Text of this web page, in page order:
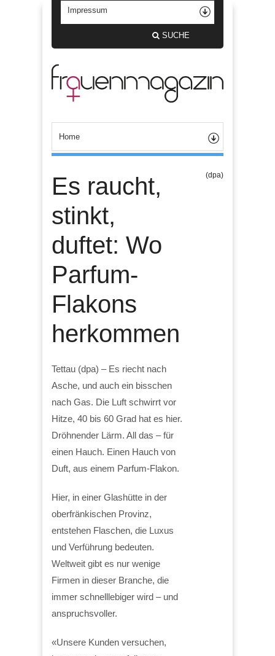
SUCHE
Es raucht,
stinkt,
duftet: Wo
Parfum-
Flakons
herkommen
(dpa)
Tettau (dpa) – Es riecht nach
Asche, und auch ein bisschen
nach Gas. Die Luft schwirrt vor
Hitze, 40 bis 60 Grad hat es hier.
Dröhnender Lärm. All das – für
einen Hauch. Einen Hauch von
Duft, aus einem Parfum-Flakon.
Hier, in einer Glashütte in der
oberfränkischen Provinz,
entstehen Flaschen, die Luxus
und Verführung bedeuten.
Weltweit gibt es nur wenige
Firmen in dieser Branche, die
immer schnelllebiger wird – und
anspruchsvoller.
«Unsere Kunden versuchen,